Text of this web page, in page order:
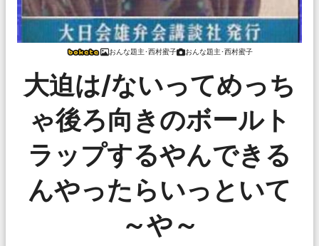
おんな題主･西村蜜子 おんな題主･西村蜜子
大迫は/ないってめっち
ゃ後ろ向きのボールト
ラップするやんできる
んやったらいっといて
～や～